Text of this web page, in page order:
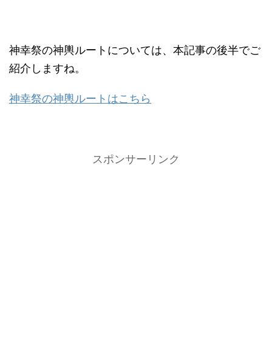
神幸祭の神輿ルートについては、本記事の後半でご
紹介しますね。
神幸祭の神輿ルートはこちら
スポンサーリンク